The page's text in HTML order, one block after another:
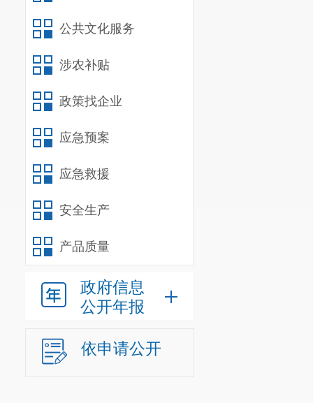
公共文化服务
涉农补贴
政策找企业
应急预案
应急救援
安全生产
产品质量
政府信息
公开年报
依申请公开